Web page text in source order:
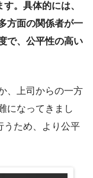
。具体的には、
方面の関係者が一
で、公平性の高い
、上司からの一方
になってきまし
うため、より公平